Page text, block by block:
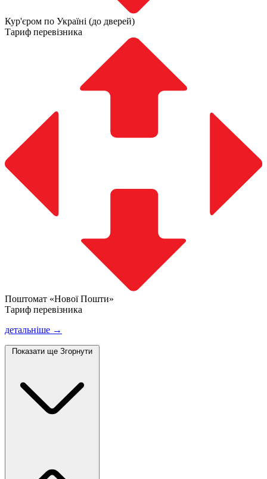
Кур'єром по Україні (до дверей)
Тариф перевізника
Поштомат «Нової Пошти»
Тариф перевізника
детальніше →
Показати ще Згорнути